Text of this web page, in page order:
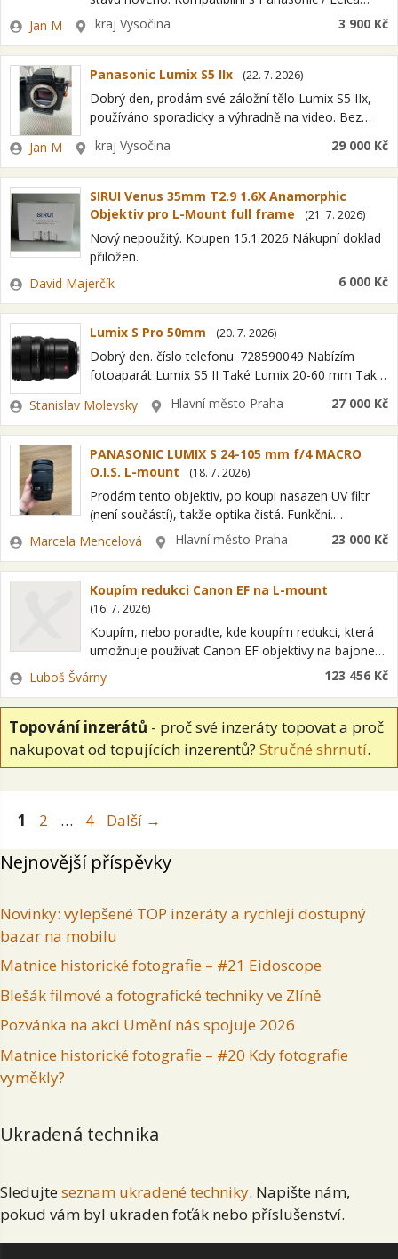
systémem. Vykreslí FF, delší dobu nemam využití.
Obě krytky, originální baleni a sluneční clona.
Zadavatel
Jan M Lokalitakraj Vysočina 3 900 Kč
Panasonic Lumix S5 IIx (22. 7. 2026)
Dobrý den, prodám své záložní tělo Lumix S5 IIx,
používáno sporadicky a výhradně na video. Bez
ve Fotoskoda. Již po záruce. Součástí…
Zadavatel
Jan M Lokalitakraj Vysočina 29 000 Kč
SIRUI Venus 35mm T2.9 1.6X Anamorphic
Objektiv pro L-Mount full frame
(21. 7. 2026)
Nový nepoužitý. Koupen 15.1.2026 Nákupní doklad
přiložen.
Zadavatel
David Majerčík 6 000 Kč
Lumix S Pro 50mm (20. 7. 2026)
Dobrý den. číslo telefonu: 728590049 Nabízím
fotoaparát Lumix S5 II Také Lumix 20-60 mm Také
nového, včetně obou…
Zadavatel
Stanislav Molevsky LokalitaHlavní město Praha 27 000 Kč
PANASONIC LUMIX S 24-105 mm f/4 MACRO
O.I.S. L-mount
(18. 7. 2026)
Prodám tento objektiv, po koupi nasazen UV filtr
(není součástí), takže optika čistá. Funkční.
Aktualizovaný firmware. Koupen před dvěma lety.
Stěhovala jsem se a mám někde i krabici,…
Zadavatel
Marcela Mencelová LokalitaHlavní město Praha 23 000 Kč
Koupím redukci Canon EF na L-mount
(16. 7. 2026)
Koupím, nebo poradte, kde koupím redukci, která
umožnuje používat Canon EF objektivy na bajonetu
Zadavatel
Luboš Švárny 123 456 Kč
Topování inzerátů - proč své inzeráty topovat a proč
nakupovat od topujících inzerentů? Stručné shrnutí.
Stránka
1 Stránka
2 … Stránka
4 Další →
Nejnovější příspěvky
Novinky: vylepšené TOP inzeráty a rychleji dostupný
bazar na mobilu
Matnice historické fotografie – #21 Eidoscope
Blešák filmové a fotografické techniky ve Zlíně
Pozvánka na akci Umění nás spojuje 2026
Matnice historické fotografie – #20 Kdy fotografie
vyměkly?
Ukradená technika
Sledujte seznam ukradené techniky. Napište nám,
pokud vám byl ukraden foťák nebo příslušenství.